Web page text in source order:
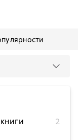
2
от 1 929 ₽